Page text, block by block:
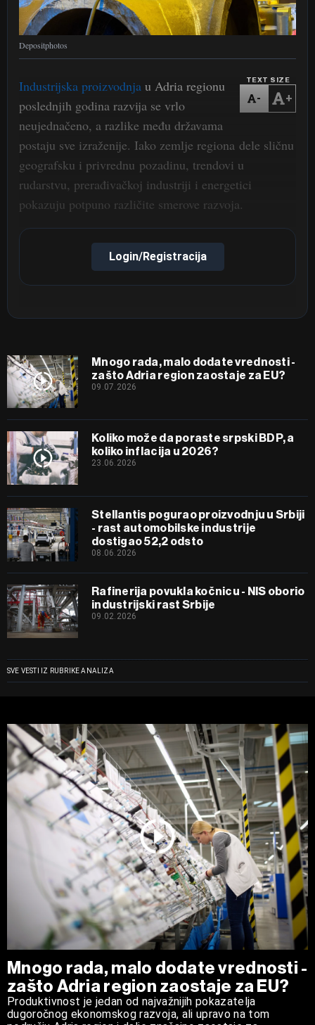
Depositphotos
TEXT SIZE
- +
Industrijska proizvodnja u Adria regionu
poslednjih godina razvija se vrlo
neujednačeno, a razlike među državama
postaju sve izraženije. Iako zemlje regiona dele sličnu
geografsku i privrednu pozadinu, trendovi u
rudarstvu, prerađivačkoj industriji i energetici
pokazuju potpuno različite smerove razvoja.
Login/Registracija
Mnogo rada, malo dodate vrednosti -
zašto Adria region zaostaje za EU?
09.07.2026
Koliko može da poraste srpski BDP, a
koliko inflacija u 2026?
23.06.2026
Stellantis pogurao proizvodnju u Srbiji
- rast automobilske industrije
dostigao 52,2 odsto
08.06.2026
Rafinerija povukla kočnicu - NIS oborio
industrijski rast Srbije
09.02.2026
SVE VESTI IZ RUBRIKE ANALIZA
Mnogo rada, malo dodate vrednosti -
zašto Adria region zaostaje za EU?
Produktivnost je jedan od najvažnijih pokazatelja
dugoročnog ekonomskog razvoja, ali upravo na tom